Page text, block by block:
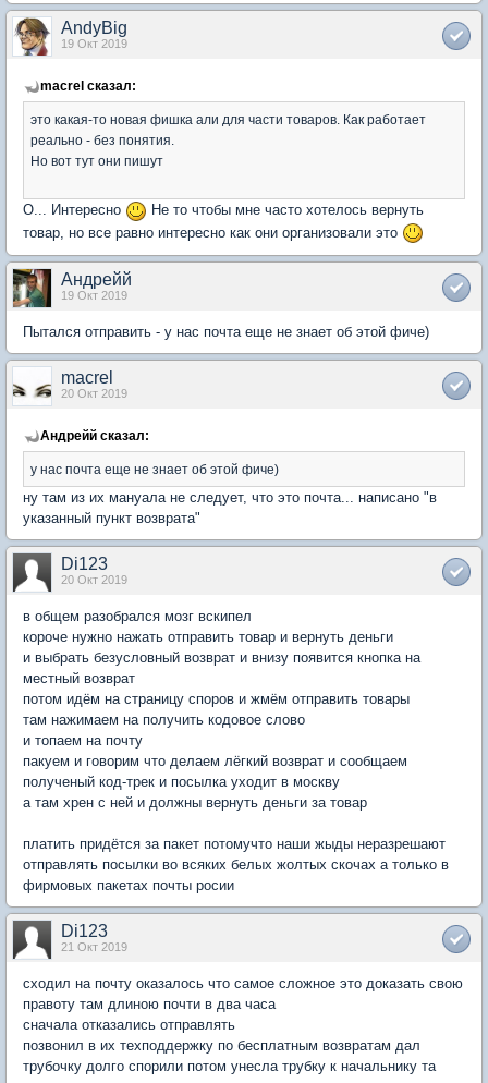
AndyBig
19 Окт 2019
macrel сказал:
это какая-то новая фишка али для части товаров. Как работает
реально - без понятия.
Но вот тут они пишут
О... Интересно
Не то чтобы мне часто хотелось вернуть
товар, но все равно интересно как они организовали это
Андрейй
19 Окт 2019
Пытался отправить - у нас почта еще не знает об этой фиче)
macrel
20 Окт 2019
Андрейй сказал:
у нас почта еще не знает об этой фиче)
ну там из их мануала не следует, что это почта... написано "в
указанный пункт возврата"
Di123
20 Окт 2019
в общем разобрался мозг вскипел
короче нужно нажать отправить товар и вернуть деньги
и выбрать безусловный возврат и внизу появится кнопка на
местный возврат
потом идём на страницу споров и жмём отправить товары
там нажимаем на получить кодовое слово
и топаем на почту
пакуем и говорим что делаем лёгкий возврат и сообщаем
полученый код-трек и посылка уходит в москву
а там хрен с ней и должны вернуть деньги за товар
платить придётся за пакет потомучто наши жыды неразрешают
отправлять посылки во всяких белых жолтых скочах а только в
фирмовых пакетах почты росии
Di123
21 Окт 2019
сходил на почту оказалось что самое сложное это доказать свою
правоту там длиною почти в два часа
сначала отказались отправлять
позвонил в их техподдержку по бесплатным возвратам дал
трубочку долго спорили потом унесла трубку к начальнику та